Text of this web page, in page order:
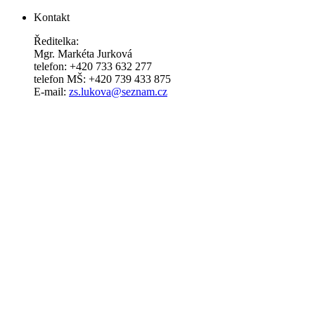
Kontakt
Ředitelka:
Mgr. Markéta Jurková
telefon: +420 733 632 277
telefon MŠ: +420 739 433 875
E-mail: zs.lukova@seznam.cz